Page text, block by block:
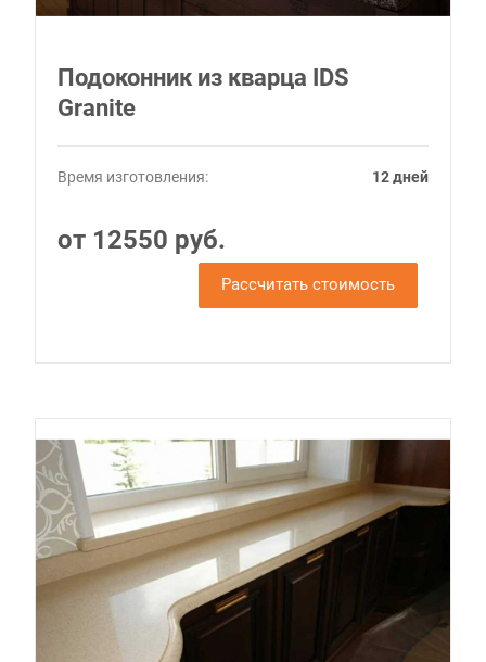
Подоконник из кварца IDS
Granite
Время изготовления: 12 дней
от 12550 руб.
Рассчитать стоимость